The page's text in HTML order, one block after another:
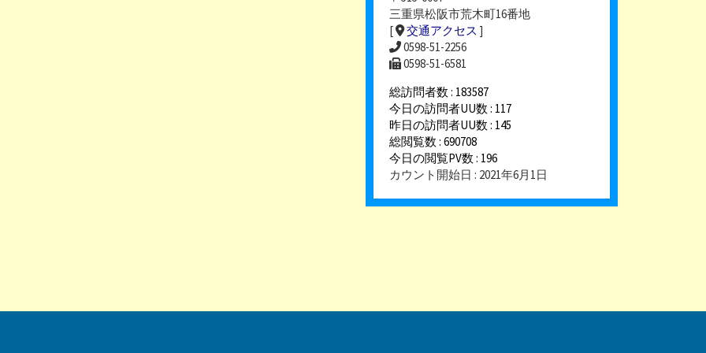
三重県松阪市荒木町16番地
[
交通アクセス ]
0598-51-2256
0598-51-6581
総訪問者数 : 183587
今日の訪問者UU数 : 117
昨日の訪問者UU数 : 145
総閲覧数 : 690708
今日の閲覧PV数 : 196
カウント開始日 : 2021年6月1日